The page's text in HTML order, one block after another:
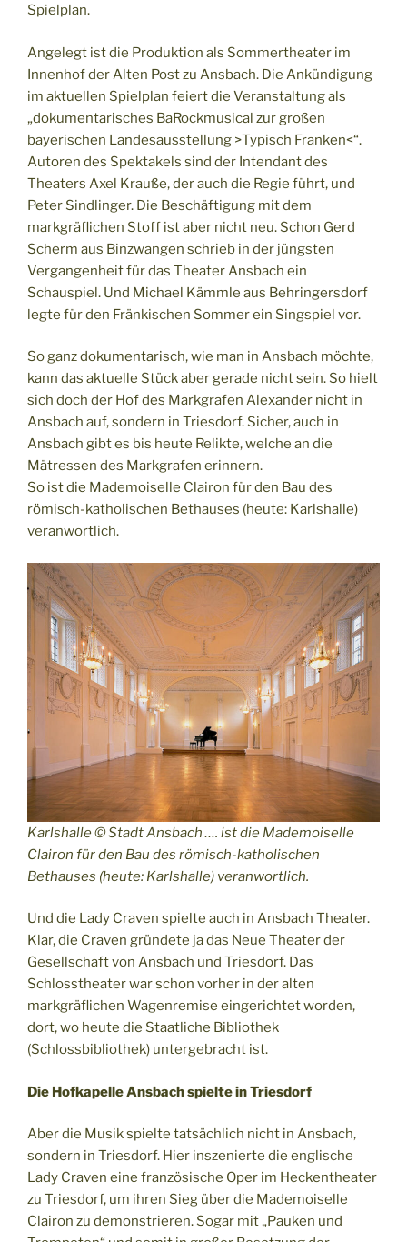
Spielplan.
Angelegt ist die Produktion als Sommertheater im
Innenhof der Alten Post zu Ansbach. Die Ankündigung
im aktuellen Spielplan feiert die Veranstaltung als
„dokumentarisches BaRockmusical zur großen
bayerischen Landesausstellung >Typisch Franken<“.
Autoren des Spektakels sind der Intendant des
Theaters Axel Krauße, der auch die Regie führt, und
Peter Sindlinger. Die Beschäftigung mit dem
markgräflichen Stoff ist aber nicht neu. Schon Gerd
Scherm aus Binzwangen schrieb in der jüngsten
Vergangenheit für das Theater Ansbach ein
Schauspiel. Und Michael Kämmle aus Behringersdorf
legte für den Fränkischen Sommer ein Singspiel vor.
So ganz dokumentarisch, wie man in Ansbach möchte,
kann das aktuelle Stück aber gerade nicht sein. So hielt
sich doch der Hof des Markgrafen Alexander nicht in
Ansbach auf, sondern in Triesdorf. Sicher, auch in
Ansbach gibt es bis heute Relikte, welche an die
Mätressen des Markgrafen erinnern.
So ist die Mademoiselle Clairon für den Bau des
römisch-katholischen Bethauses (heute: Karlshalle)
veranwortlich.
Karlshalle © Stadt Ansbach …. ist die Mademoiselle
Clairon für den Bau des römisch-katholischen
Bethauses (heute: Karlshalle) veranwortlich.
Und die Lady Craven spielte auch in Ansbach Theater.
Klar, die Craven gründete ja das Neue Theater der
Gesellschaft von Ansbach und Triesdorf. Das
Schlosstheater war schon vorher in der alten
markgräflichen Wagenremise eingerichtet worden,
dort, wo heute die Staatliche Bibliothek
(Schlossbibliothek) untergebracht ist.
Die Hofkapelle Ansbach spielte in Triesdorf
Aber die Musik spielte tatsächlich nicht in Ansbach,
sondern in Triesdorf. Hier inszenierte die englische
Lady Craven eine französische Oper im Heckentheater
zu Triesdorf, um ihren Sieg über die Mademoiselle
Clairon zu demonstrieren. Sogar mit „Pauken und